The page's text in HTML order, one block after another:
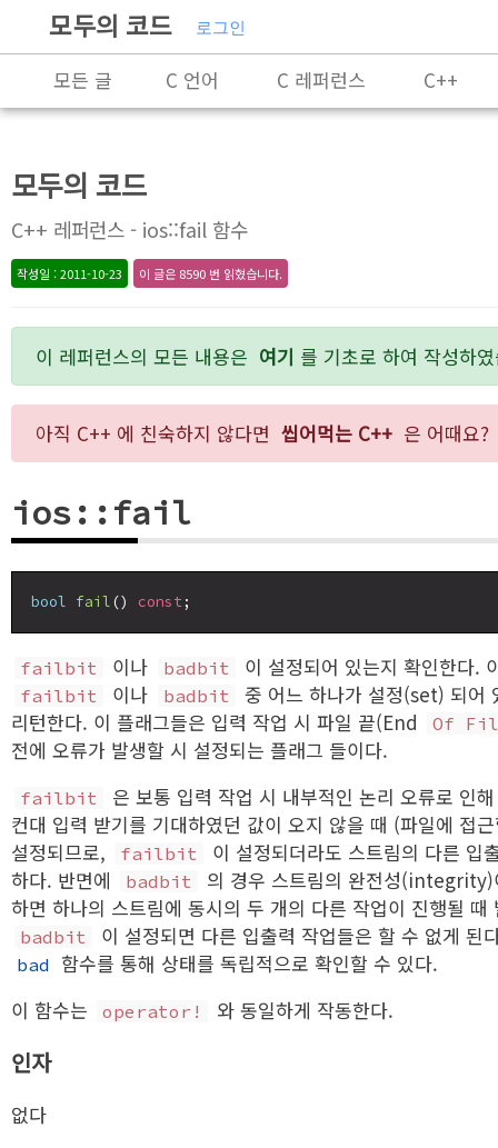
모두의 코드 로그인
모든 글 C 언어 C 레퍼런스
C++
알고리즘
모두의 코드
C++ 레퍼런스 - ios::fail 함수
작성일 : 2011-10-23 이 글은 8590 번 읽혔습니다.
이 레퍼런스의 모든 내용은 여기 를 기초로 하여 작성하
아직 C++ 에 친숙하지 않다면 씹어먹는 C++ 은 어때요?
ios::fail
bool fail () const
failbit 이나 badbit 이 설정되어 있는지 확인한다.
failbit 이나 badbit
중 어느 하나가 설정(set) 되어
리턴한다. 이 플래그들은 입력 작업 시 파일 끝(End
Of
전에 오류가 발생할 시 설정되는 플래그 들이다.
failbit
은 보통 입력 작업 시 내부적인 논리 오류로 인
컨대 입력 받기를 기대하였던 값이 오지 않을 때 (파일에 접
설정되므로,
failbit
이 설정되더라도 스트림의 다른 입
하다. 반면에
badbit
의 경우 스트림의 완전성(integrity)
하면 하나의 스트림에 동시의 두 개의 다른 작업이 진행될 때
badbit 이 설정되면 다른 입출력 작업들은 할 수 없게 된
bad 함수를 통해 상태를 독립적으로 확인할 수 있다.
이 함수는
operator! 와 동일하게 작동한다.
인자
없다